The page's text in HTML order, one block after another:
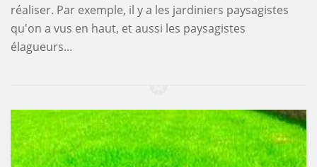
réaliser. Par exemple, il y a les jardiniers paysagistes
qu'on a vus en haut, et aussi les paysagistes
élagueurs...